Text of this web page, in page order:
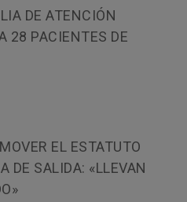
DE ATENCIÓN
28 PACIENTES DE
EL ESTATUTO
DE SALIDA: «LLEVAN